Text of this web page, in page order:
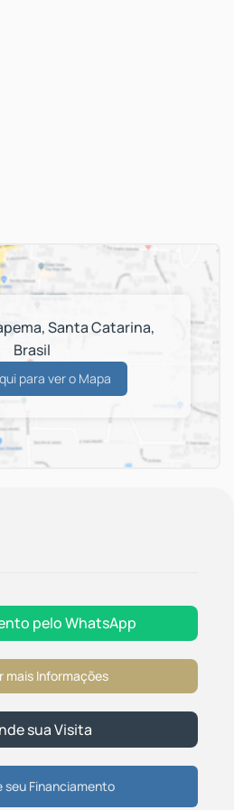
,Santa Catarina,
Brasil
para ver o Mapa
peloWhatsApp
seu Financiamento